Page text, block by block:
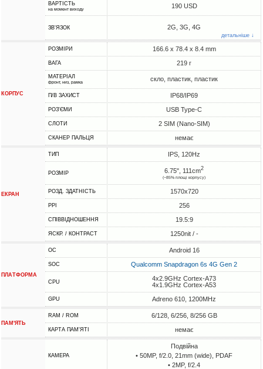
ВАРТІСТЬ
на момент виходу 190 USD
ЗВ'ЯЗОК 2G, 3G, 4G
детальніше ↓
КОРПУС
РОЗМІРИ 166.6 x 78.4 x 8.4 mm
ВАГА 219 г
МАТЕРІАЛ
фронт, низ, рамка скло, пластик, пластик
П/В ЗАХИСТ IP68/IP69
РОЗ'ЄМИ USB Type-C
СЛОТИ 2 SIM (Nano-SIM)
СКАНЕР ПАЛЬЦЯ немає
ЕКРАН
ТИП IPS, 120Hz
РОЗМІР 6.75", 111cm2
(~85% площі корпусу)
РОЗД. ЗДАТНІСТЬ 1570x720
PPI 256
СПІВВІДНОШЕННЯ 19.5:9
ЯСКР. / КОНТРАСТ 1250nit / -
ПЛАТФОРМА
ОС Android 16
SOC Qualcomm Snapdragon 6s 4G Gen 2
CPU
4x2.9GHz Cortex-A73
4x1.9GHz Cortex-A53
GPU Adreno 610, 1200MHz
ПАМ'ЯТЬ
RAM / ROM 6/128, 6/256, 8/256 GB
КАРТА ПАМ'ЯТІ немає
КАМЕРА
Подвійна
• 50MP, f/2.0, 21mm (wide), PDAF
• 2MP, f/2.4